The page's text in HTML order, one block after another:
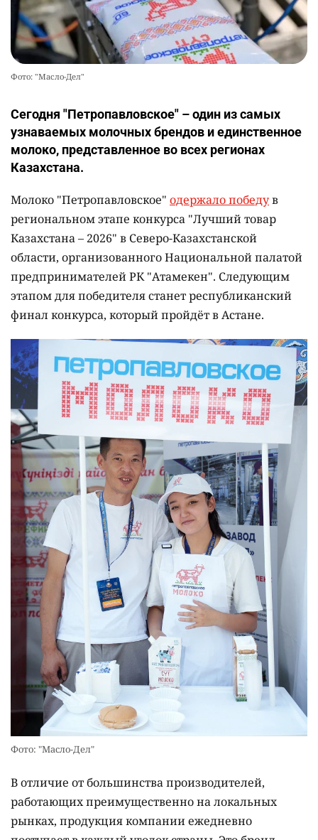
Фото: "Масло-Дел"
Сегодня "Петропавловское" – один из самых
узнаваемых молочных брендов и единственное
молоко, представленное во всех регионах
Казахстана.
Молоко "Петропавловское" одержало победув
региональном этапе конкурса "Лучший товар
Казахстана – 2026" в Северо-Казахстанской
области, организованного Национальной палатой
предпринимателей РК "Атамекен". Следующим
этапом для победителя станет республиканский
финал конкурса, который пройдёт в Астане.
Фото: "Масло-Дел"
В отличие от большинства производителей,
работающих преимущественно на локальных
рынках, продукция компании ежедневно